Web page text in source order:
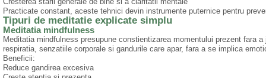
Practicate constant, aceste tehnici devin instrumente puternice pentru
Tipuri de meditatie explicate simplu
Meditatia mindfulness
Meditatia mindfulness presupune constientizarea momentului prezent fara
respiratia, senzatiile corporale si gandurile care apar, fara a se implica
Beneficii:
Reduce gandirea excesiva